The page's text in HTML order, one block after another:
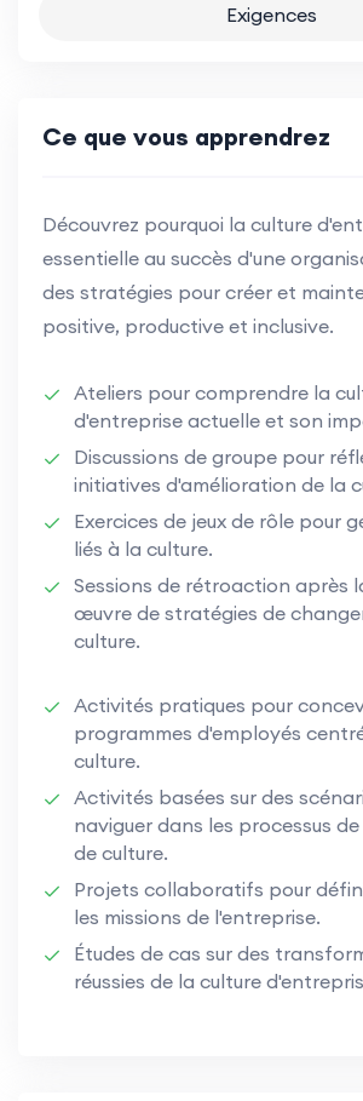
Exigences
Ce que vous apprendrez
Découvrez pourquoi la culture
essentielle au succès d'une
des stratégies pour créer et
positive, productive et inclusive.
Ateliers pour comprendre la
d'entreprise actuelle et son
Discussions de groupe pour
initiatives d'amélioration de la
Exercices de jeux de rôle pour
liés à la culture.
Sessions de rétroaction après
œuvre de stratégies de
culture.
Activités pratiques pour
programmes d'employés
culture.
Activités basées sur des
naviguer dans les processus
de culture.
Projets collaboratifs pour
les missions de l'entreprise.
Études de cas sur des
réussies de la culture